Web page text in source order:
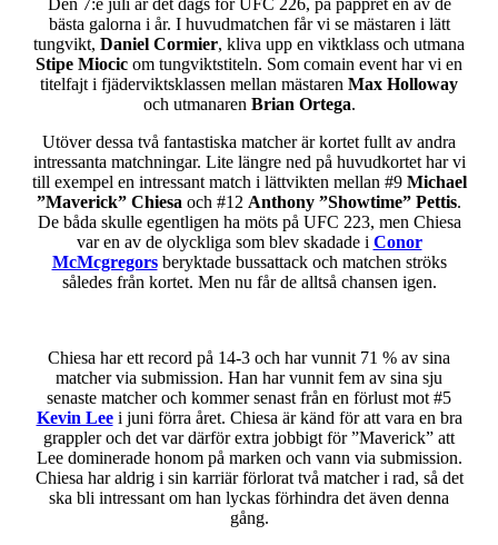
Den 7:e juli är det dags för UFC 226, på pappret en av de
bästa galorna i år. I huvudmatchen får vi se mästaren i lätt
tungvikt, Daniel Cormier, kliva upp en viktklass och utmana
Stipe Miocic om tungviktstiteln. Som comain event har vi en
titelfajt i fjäderviktsklassen mellan mästaren Max Holloway
och utmanaren Brian Ortega.
Utöver dessa två fantastiska matcher är kortet fullt av andra
intressanta matchningar. Lite längre ned på huvudkortet har vi
till exempel en intressant match i lättvikten mellan #9 Michael
”Maverick” Chiesa och #12 Anthony ”Showtime” Pettis.
De båda skulle egentligen ha möts på UFC 223, men Chiesa
var en av de olyckliga som blev skadade i Conor
McMcgregorsberyktade bussattack och matchen ströks
således från kortet. Men nu får de alltså chansen igen.
Chiesa har ett record på 14-3 och har vunnit 71 % av sina
matcher via submission. Han har vunnit fem av sina sju
senaste matcher och kommer senast från en förlust mot #5
Kevin Leei juni förra året. Chiesa är känd för att vara en bra
grappler och det var därför extra jobbigt för ”Maverick” att
Lee dominerade honom på marken och vann via submission.
Chiesa har aldrig i sin karriär förlorat två matcher i rad, så det
ska bli intressant om han lyckas förhindra det även denna
gång.